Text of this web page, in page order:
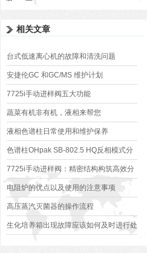
相关文章
台式低速离心机的故障和清洗问题
安捷伦GC 和GC/MS 维护计划
7725i手动进样阀五大功能
蔬菜有机非有机，液相来帮您
液相色谱柱日常使用和维护保养
色谱柱OHpak SB-802.5 HQ反相模式分
离肾上腺皮质激素
7725i手动进样阀：精密结构构筑高效分
析之路
电阻炉的优点以及使用的注意事项
高压蒸汽灭菌器的操作流程
生化培养箱出现故障应该如何及时进行处